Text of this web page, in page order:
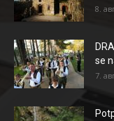
8.
se
7.